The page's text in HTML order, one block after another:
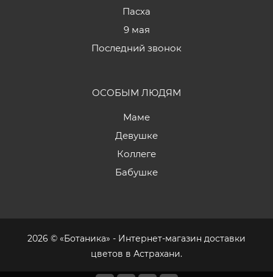
Пасха
9 мая
Последний звонок
ОСОБЫМ ЛЮДЯМ
Маме
Девушке
Коллеге
Бабушке
2026 © «Ботаника» - Интернет-магазин доставки
цветов в Астрахани.